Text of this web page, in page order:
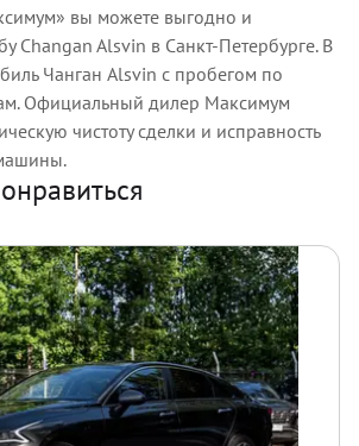
вы можете выгодно и
Changan Alsvin в Санкт-Петербурге. В
Чанган Alsvin с пробегом по
Официальный дилер Максимум
чистоту сделки и исправность